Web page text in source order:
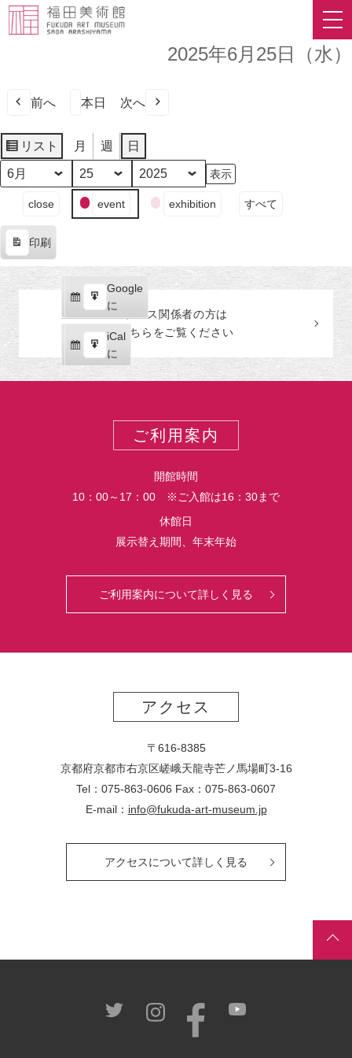
2025年6月25日（水）
前へ 本日 次へ
リスト
表
示
月 週 日
月
日
年
ン
の
カ
テ
ゴ
close event exhibition すべて
印刷
示
Google
で
購
読
iCal
で
購
読
Google
に
エ
ク
ス
ポ
iCal
に
エ
ク
プレス関係者の方は
こちらをご覧ください
ご利用案内
開館時間
10：00～17：00 ※ご入館は16：30まで
休館日
展示替え期間、年末年始
ご利用案内について詳しく見る
アクセス
〒616-8385
京都府京都市右京区嵯峨天龍寺芒ノ馬場町3-16
Tel：075-863-0606 Fax：075-863-0607
E-mail： info@fukuda-art-museum.jp
アクセスについて詳しく見る